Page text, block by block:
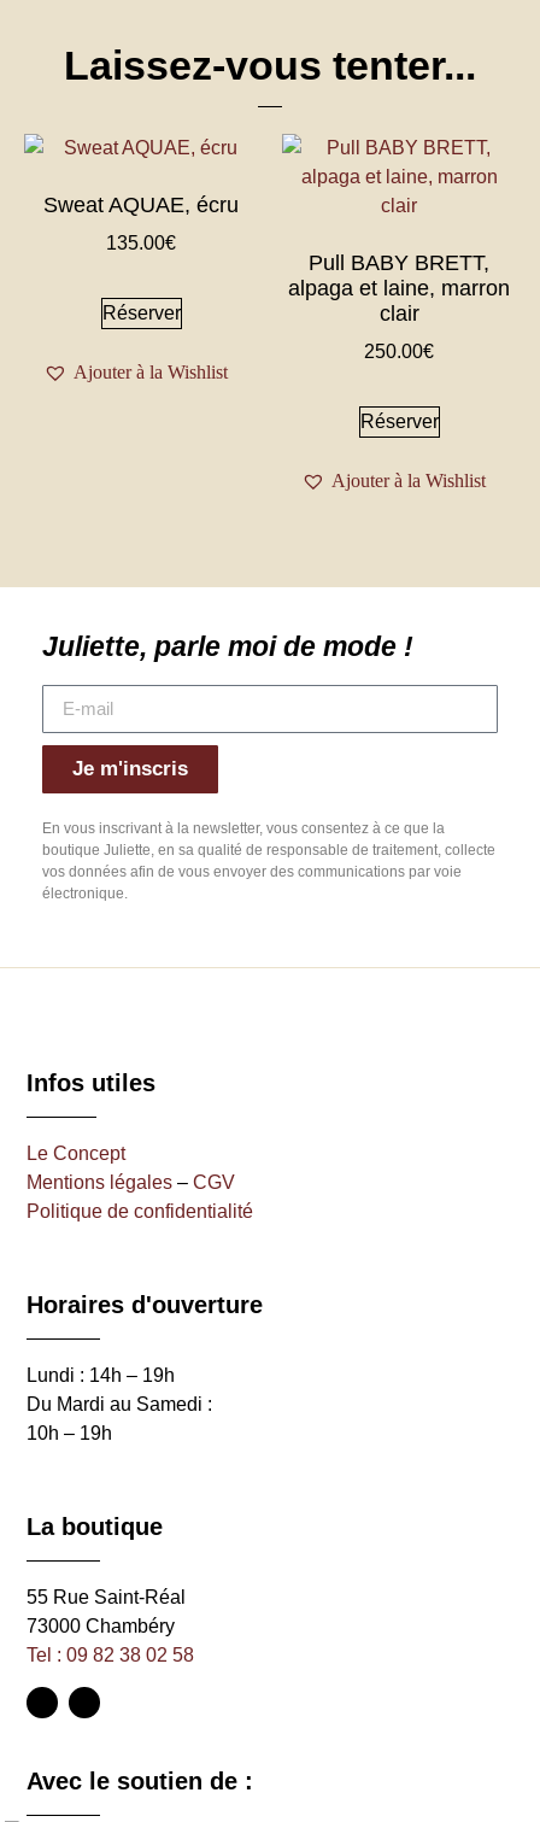
Laissez-vous tenter...
Sweat AQUAE, écru
135.00€
Réserver
Ajouter à la Wishlist
Pull BABY BRETT,
alpaga et laine, marron
clair
250.00€
Réserver
Ajouter à la Wishlist
Juliette, parle moi de mode !
Je m'inscris
En vous inscrivant à la newsletter, vous consentez à ce que la
boutique Juliette, en sa qualité de responsable de traitement, collecte
vos données afin de vous envoyer des communications par voie
électronique.
Infos utiles
Le Concept
Mentions légales –CGV
Politique de confidentialité
Horaires d'ouverture
Lundi : 14h – 19h
Du Mardi au Samedi :
10h – 19h
La boutique
55 Rue Saint-Réal
73000 Chambéry
Tel : 09 82 38 02 58
Avec le soutien de :